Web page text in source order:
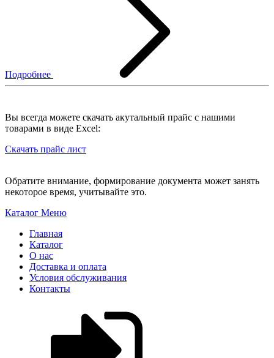
Подробнее
Вы всегда можете скачать акутальный прайс с нашими
товарами в виде Excel:
Скачать прайс лист
Обратите внимание, формирование документа может занять
некоторое время, учитывайте это.
Каталог Меню
Главная
Каталог
О нас
Доставка и оплата
Условия обслуживания
Контакты